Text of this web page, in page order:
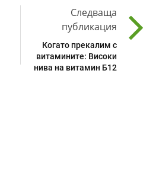
Следваща
публикация
Когато прекалим с
витамините: Високи
нива на витамин Б12